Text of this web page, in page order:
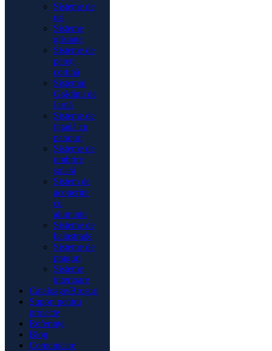
Sisteme de
uși
Sisteme
glisante
Sisteme de
pereți
cortină
Sistemul
Grădinii de
Iarnă
Sisteme de
fațadă cu
panouri
Sisteme de
umbrire
solară
Sistem de
acoperire
cu
aluminiu
Sisteme de
balustrade
Sisteme de
praguri
Sisteme
interioare
Cataloage/Broșuri
Suport pentru
proiecte
Referințe
Blog
Comunicare